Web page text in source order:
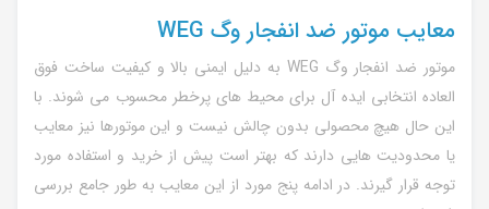
معایب موتور ضد انفجار وگ WEG
موتور ضد انفجار وگ WEG به دلیل ایمنی بالا و کیفیت ساخت فوق
العاده انتخابی ایده آل برای محیط های پرخطر محسوب می شوند. با
این حال هیچ محصولی بدون چالش نیست و این موتورها نیز معایب
یا محدودیت هایی دارند که بهتر است پیش از خرید و استفاده مورد
توجه قرار گیرند. در ادامه پنج مورد از این معایب به طور جامع بررسی